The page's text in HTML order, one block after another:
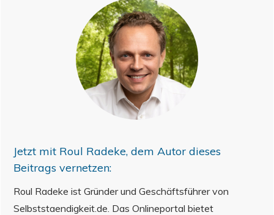
Jetzt mit Roul Radeke, dem Autor dieses
Beitrags vernetzen:
Roul Radeke ist Gründer und Geschäftsführer von
Selbststaendigkeit.de. Das Onlineportal bietet